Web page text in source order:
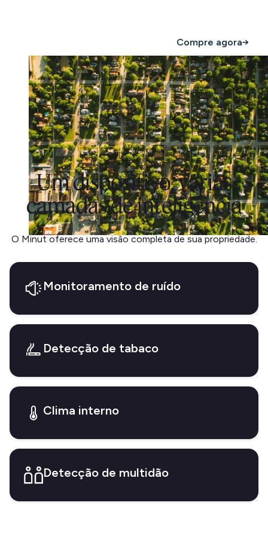
Compre agora
Um dispositivo, várias
camadas de inteligência
O Minut oferece uma visão completa de sua propriedade.
Monitoramento de ruído
Detecção de tabaco
Clima interno
Detecção de multidão